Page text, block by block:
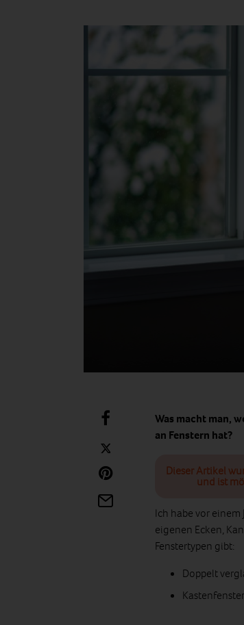
Was macht man,
an Fenstern hat?
Dieser Artikel
und ist
Ich habe vor
eigenen Ecken,
Fenstertypen gibt:
Doppelt